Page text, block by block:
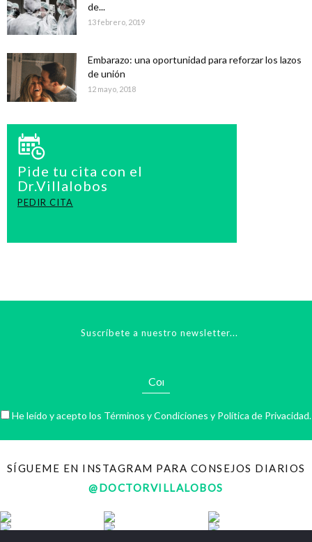
de...
13 febrero, 2019
Embarazo: una oportunidad para reforzar los lazos
de unión
12 mayo, 2018
Pide tu cita con el
Dr.Villalobos
PEDIR CITA
Suscríbete a nuestro newsletter...
He leído y acepto los Términos y Condiciones y Política de Privacidad.
SÍGUEME EN INSTAGRAM PARA CONSEJOS DIARIOS
@DOCTORVILLALOBOS